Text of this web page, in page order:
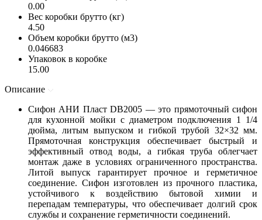
0.00
Вес коробки брутто (кг)
4.50
Объем коробки брутто (м3)
0.046683
Упаковок в коробке
15.00
Описание
Сифон АНИ Пласт DB2005 — это прямоточный сифон
для кухонной мойки с диаметром подключения 1 1/4
дюйма, литым выпуском и гибкой трубой 32×32 мм.
Прямоточная конструкция обеспечивает быстрый и
эффективный отвод воды, а гибкая труба облегчает
монтаж даже в условиях ограниченного пространства.
Литой выпуск гарантирует прочное и герметичное
соединение. Сифон изготовлен из прочного пластика,
устойчивого к воздействию бытовой химии и
перепадам температуры, что обеспечивает долгий срок
службы и сохранение герметичности соединений.